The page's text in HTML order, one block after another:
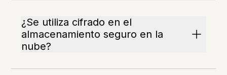
¿Se utiliza cifrado en el
almacenamiento seguro en la
nube?